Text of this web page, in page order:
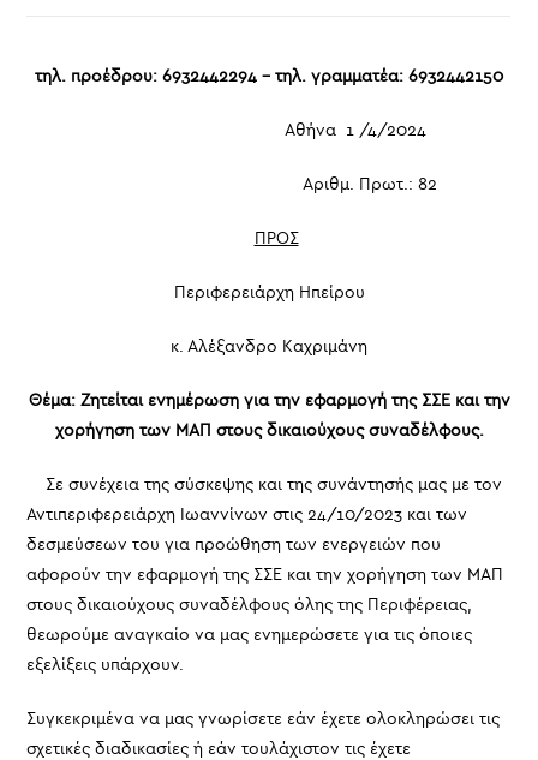
τηλ. προέδρου: 6932442294 – τηλ. γραμματέα: 6932442150
Αθήνα 1 /4/2024
Αριθμ. Πρωτ.: 82
ΠΡΟΣ
Περιφερειάρχη Ηπείρου
κ. Αλέξανδρο Καχριμάνη
Θέμα: Ζητείται ενημέρωση για την εφαρμογή της ΣΣΕ και την
χορήγηση των ΜΑΠ στους δικαιούχους συναδέλφους.
Σε συνέχεια της σύσκεψης και της συνάντησής μας με τον
Αντιπεριφερειάρχη Ιωαννίνων στις 24/10/2023 και των
δεσμεύσεων του για προώθηση των ενεργειών που
αφορούν την εφαρμογή της ΣΣΕ και την χορήγηση των ΜΑΠ
στους δικαιούχους συναδέλφους όλης της Περιφέρειας,
θεωρούμε αναγκαίο να μας ενημερώσετε για τις όποιες
εξελίξεις υπάρχουν.
Συγκεκριμένα να μας γνωρίσετε εάν έχετε ολοκληρώσει τις
σχετικές διαδικασίες ή εάν τουλάχιστον τις έχετε